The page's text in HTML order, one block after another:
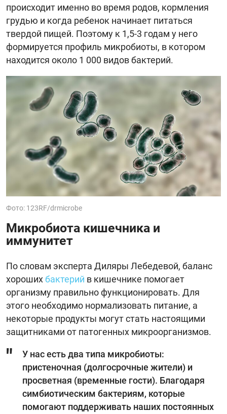
происходит именно во время родов, кормления
грудью и когда ребенок начинает питаться
твердой пищей. Поэтому к 1,5-3 годам у него
формируется профиль микробиоты, в котором
находится около 1 000 видов бактерий.
Фото: 123RF/drmicrobe
Микробиота кишечника и
иммунитет
По словам эксперта Диляры Лебедевой, баланс
хорошихбактерий в кишечнике помогает
организму правильно функционировать. Для
этого необходимо нормализовать питание, а
некоторые продукты могут стать настоящими
защитниками от патогенных микроорганизмов.
У нас есть два типа микробиоты:
пристеночная (долгосрочные жители) и
просветная (временные гости). Благодаря
симбиотическим бактериям, которые
помогают поддерживать наших постоянных